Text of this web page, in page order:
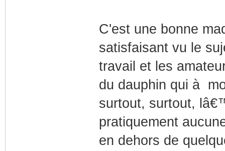
C'est une bonne
satisfaisant vu le
travail et les
du dauphin qui à
surtout, surtout,
pratiquement
en dehors de